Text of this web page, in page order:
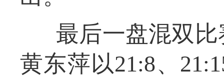
最后一盘混双
黄东萍以21:8、